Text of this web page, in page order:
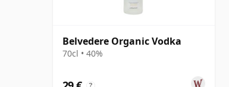
Belvedere Organic Vodka
70cl • 40%
?